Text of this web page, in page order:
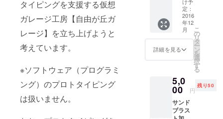
タイピングを支援する仮想
ガレージ工房【自由が丘ガ
レージ】を立ち上げようと
考えています。
※ソフトウェア（プログラミ
ング）のプロトタイピング
は扱いません。
（アル
ミ製）
高さ：
150mm
前後の
タンブ
ラーを
ていま
す。
定：
2016
年12
月
詳細を見る
こ
の
リ
タ
ー
ン
を
選
択
す
る
5,0
00 円
残り50
サンド
ブラス